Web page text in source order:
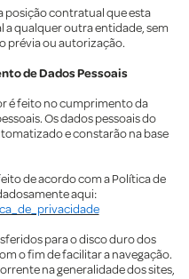
posição contratual que esta
a qualquer outra entidade, sem
prévia ou autorização.
de Dados Pessoais
é feito no cumprimento da
Os dados pessoais do
e constarão na base
de acordo com a Política de
aqui:
para o disco duro dos
o fim de facilitar a navegação.
na generalidade dos sites,